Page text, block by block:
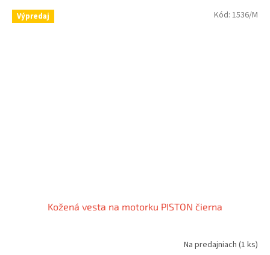
Výpredaj
Kožená vesta na motorku PISTON čierna
Na predajniach (1 ks)
Kód: 1536/M